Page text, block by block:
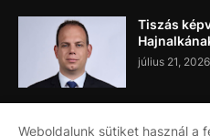
Tiszás
július 21, 2026
Weboldalunk sütiket használ a